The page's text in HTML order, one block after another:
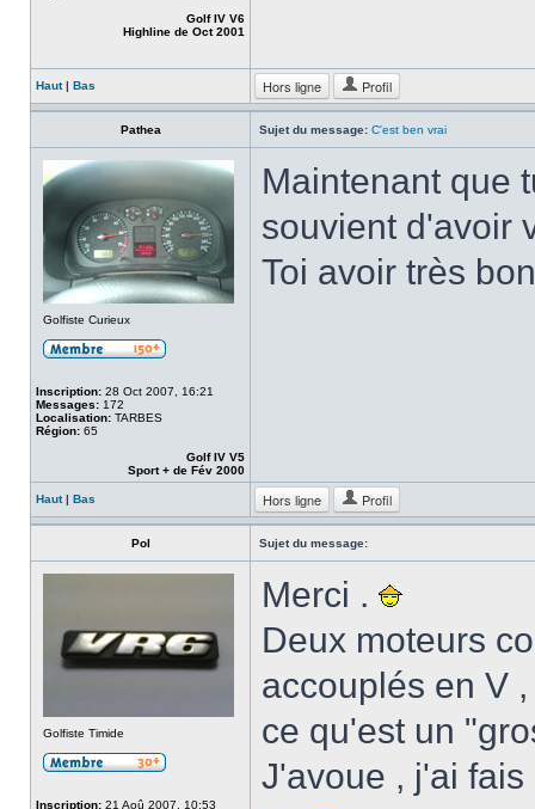
Golf IV V6
Highline de Oct 2001
Haut| Bas Hors ligne Profil
Pathea Sujet du message: C'est ben vrai
Golfiste Curieux
Inscription: 28 Oct 2007, 16:21
Messages: 172
Localisation: TARBES
Région: 65
Golf IV V5
Sport + de Fév 2000
Maintenant que
souvient d'avoir
Toi avoir très
Haut| Bas Hors ligne Profil
Pol Sujet du message:
Golfiste Timide
Inscription: 21 Aoû 2007, 10:53
Merci .
Deux moteurs
accouplés en V
ce qu'est un
J'avoue , j'ai